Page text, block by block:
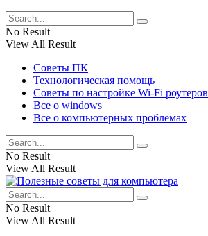
No Result
View All Result
Советы ПК
Технологическая помощь
Советы по настройке Wi-Fi роутеров
Все о windows
Все о компьютерных проблемах
No Result
View All Result
No Result
View All Result